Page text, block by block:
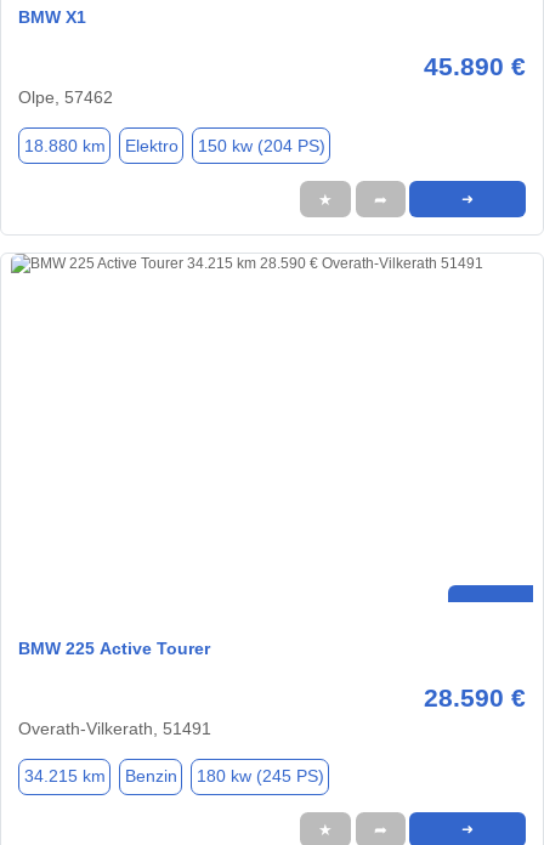
BMW X1
45.890 €
Olpe, 57462
18.880 km Elektro 150 kw (204 PS)
★ ➦ ➜
BMW 225 Active Tourer
28.590 €
Overath-Vilkerath, 51491
34.215 km Benzin 180 kw (245 PS)
★ ➦ ➜